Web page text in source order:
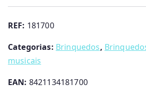
REF: 181700
Categorias: Brinquedos,
musicais
EAN: 8421134181700